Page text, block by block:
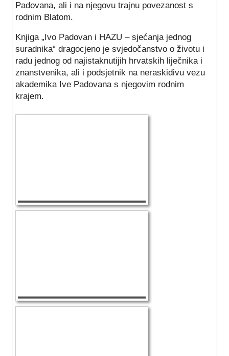
Padovana, ali i na njegovu trajnu povezanost s
rodnim Blatom.
Knjiga „Ivo Padovan i HAZU – sjećanja jednog
suradnika“ dragocjeno je svjedočanstvo o životu i
radu jednog od najistaknutijih hrvatskih liječnika i
znanstvenika, ali i podsjetnik na neraskidivu vezu
akademika Ive Padovana s njegovim rodnim
krajem.